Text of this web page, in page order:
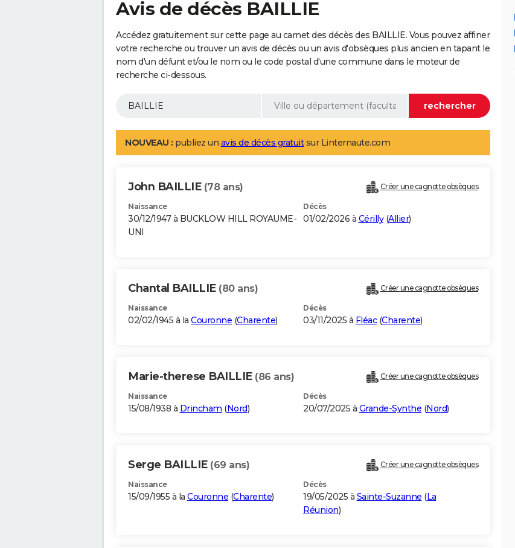
Avis de décès BAILLIE
Accédez gratuitement sur cette page au carnet des décès des BAILLIE. Vous pouvez affiner
votre recherche ou trouver un avis de décès ou un avis d'obsèques plus ancien en tapant le
nom d'un défunt et/ou le nom ou le code postal d'une commune dans le moteur de
recherche ci-dessous.
NOUVEAU : publiez un avis de décès gratuitsur Linternaute.com
John BAILLIE (78 ans) Créer une cagnotte obsèques
Naissance
30/12/1947 à BUCKLOW HILL ROYAUME-
UNI
Décès
01/02/2026 à Cérilly(Allier)
Chantal BAILLIE (80 ans) Créer une cagnotte obsèques
Naissance
02/02/1945 à la Couronne (Charente)
Décès
03/11/2025 à Fléac(Charente)
Marie-therese BAILLIE (86 ans) Créer une cagnotte obsèques
Naissance
15/08/1938 à Drincham (Nord)
Décès
20/07/2025 à Grande-Synthe (Nord)
Serge BAILLIE (69 ans) Créer une cagnotte obsèques
Naissance
15/09/1955 à la Couronne (Charente)
Décès
19/05/2025 à Sainte-Suzanne (La
Réunion)